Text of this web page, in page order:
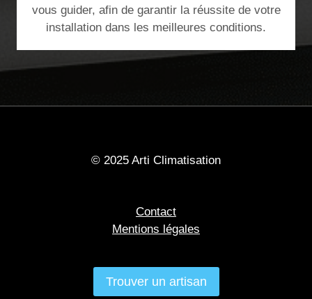
vous guider, afin de garantir la réussite de votre
installation dans les meilleures conditions.
© 2025 Arti Climatisation
Contact
Mentions légales
Trouver un artisan